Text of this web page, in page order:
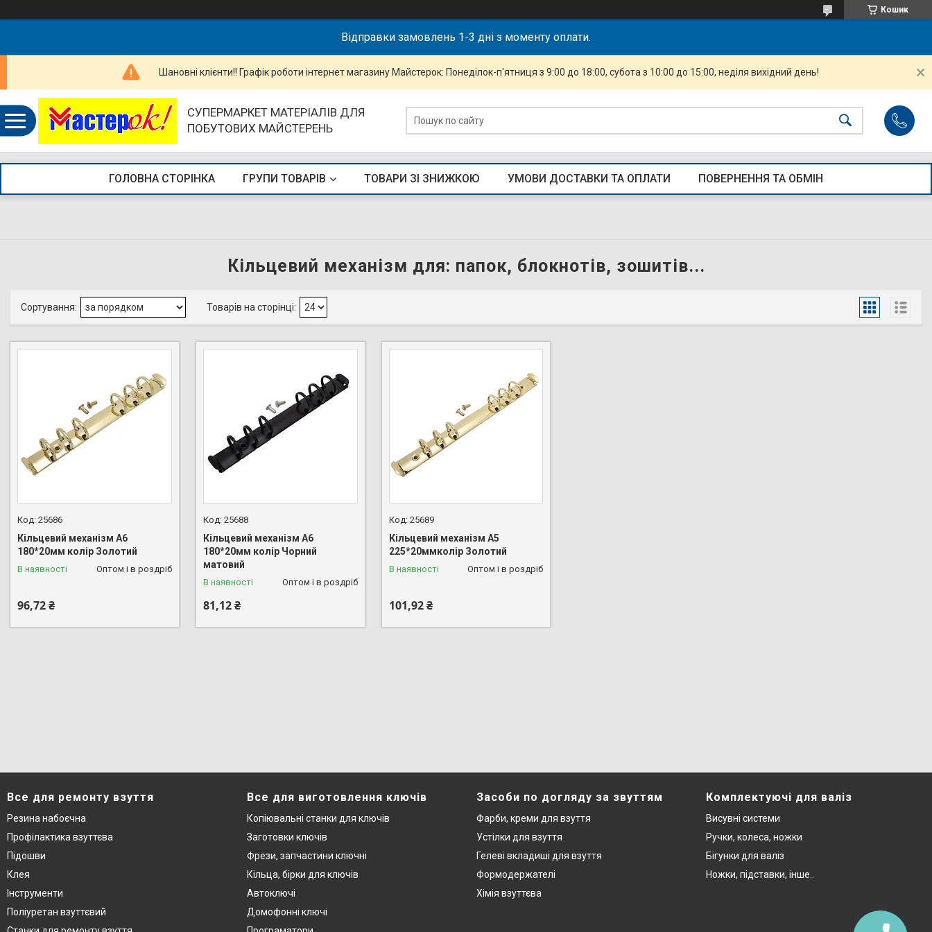
Кошик
Відправки замовлень 1-3 дні з моменту оплати.
Шановні клієнти!! Графік роботи інтернет магазину Майстерок: Понеділок-п'ятниця з 9:00 до 18:00, субота з 10:00 до 15:00, неділя вихідний день!
СУПЕРМАРКЕТ МАТЕРІАЛІВ ДЛЯ
ПОБУТОВИХ МАЙСТЕРЕНЬ
ГОЛОВНА СТОРІНКА ГРУПИ ТОВАРІВ ТОВАРИ ЗІ ЗНИЖКОЮ УМОВИ ДОСТАВКИ ТА ОПЛАТИ ПОВЕРНЕННЯ ТА ОБМІН
Кільцевий механізм для: папок, блокнотів, зошитів...
25686
Кільцевий механізм А6
180*20мм колір Золотий
В наявності Оптом і в роздріб
96,72 ₴
25688
Кільцевий механізм А6
180*20мм колір Чорний
матовий
В наявності Оптом і в роздріб
81,12 ₴
25689
Кільцевий механізм А5
225*20ммколір Золотий
В наявності Оптом і в роздріб
101,92 ₴
Все для ремонту взуття
Резина набоєчна
Профілактика взуттєва
Підошви
Клея
Інструменти
Поліуретан взуттєвий
Все для виготовлення ключів
Копіювальні станки для ключів
Заготовки ключів
Фрези, запчастини ключні
Кільца, бірки для ключів
Автоключі
Домофонні ключі
Засоби по догляду за звуттям
Фарби, креми для взуття
Устілки для взуття
Гелеві вкладиші для взуття
Формодержателі
Хімія взуттєва
Комплектуючі для валіз
Висувні системи
Ручки, колеса, ножки
Бігунки для валіз
Ножки, підставки, інше..